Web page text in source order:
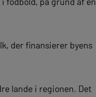
der finansierer byens
lande i regionen. Det